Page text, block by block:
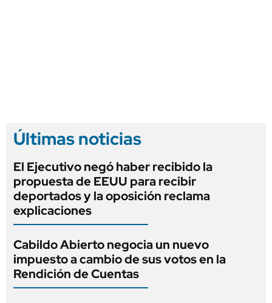
Últimas noticias
El Ejecutivo negó haber recibido la
propuesta de EEUU para recibir
deportados y la oposición reclama
explicaciones
Cabildo Abierto negocia un nuevo
impuesto a cambio de sus votos en la
Rendición de Cuentas